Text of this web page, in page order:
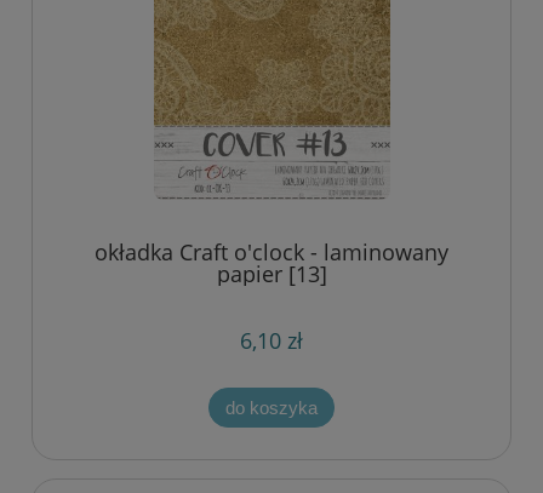
okładka Craft o'clock - laminowany
papier [13]
6,10 zł
do koszyka